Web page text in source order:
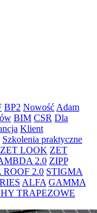
BP2 Nowość Adam
BIM CSR Dla
Klient
Szkolenia praktyczne
ZET LOOK ZET
2.0 ZIPP
2.0 STIGMA
ALFA GAMMA
TRAPEZOWE